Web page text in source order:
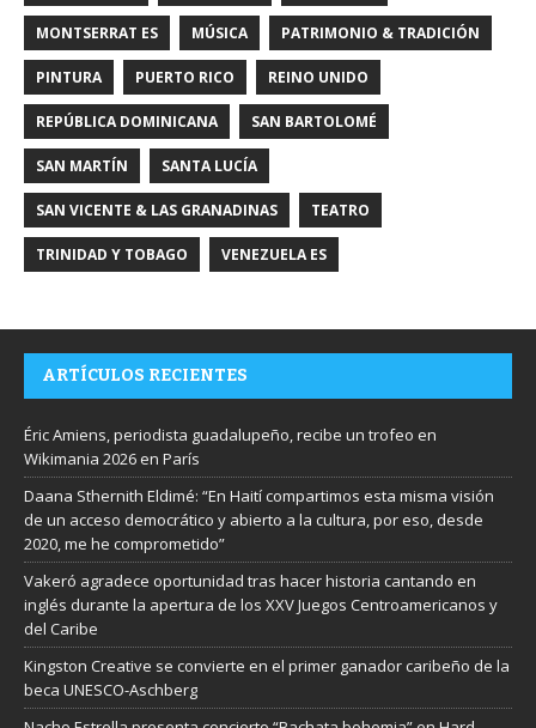
MONTSERRAT ES MÚSICA PATRIMONIO & TRADICIÓN
PINTURA PUERTO RICO REINO UNIDO
REPÚBLICA DOMINICANA SAN BARTOLOMÉ
SAN MARTÍN SANTA LUCÍA
SAN VICENTE & LAS GRANADINAS TEATRO
TRINIDAD Y TOBAGO VENEZUELA ES
ARTÍCULOS RECIENTES
Éric Amiens, periodista guadalupeño, recibe un trofeo en
Wikimania 2026 en París
Daana Sthernith Eldimé: “En Haití compartimos esta misma visión
de un acceso democrático y abierto a la cultura, por eso, desde
2020, me he comprometido”
Vakeró agradece oportunidad tras hacer historia cantando en
inglés durante la apertura de los XXV Juegos Centroamericanos y
del Caribe
Kingston Creative se convierte en el primer ganador caribeño de la
beca UNESCO-Aschberg